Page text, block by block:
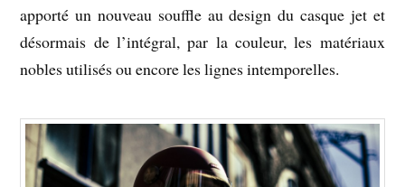
apporté un nouveau souffle au design du casque jet et
désormais de l’intégral, par la couleur, les matériaux
nobles utilisés ou encore les lignes intemporelles.